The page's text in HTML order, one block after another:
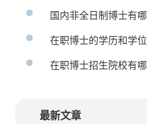
国内非全日制博士有
在职博士的学历和学
在职博士招生院校有
最新文章